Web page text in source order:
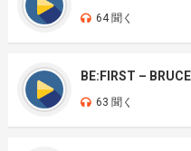
64 聞く
BE:FIRST –
63 聞く